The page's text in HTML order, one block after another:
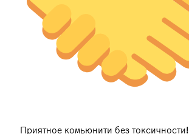
Приятное комьюнити без токсичности!